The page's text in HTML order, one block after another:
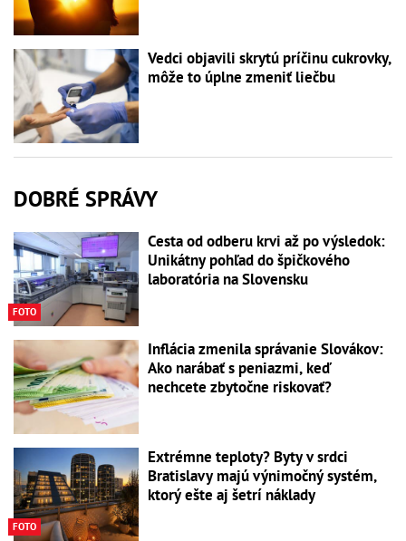
Vedci objavili skrytú príčinu cukrovky,
môže to úplne zmeniť liečbu
DOBRÉ SPRÁVY
FOTO
Cesta od odberu krvi až po výsledok:
Unikátny pohľad do špičkového
laboratória na Slovensku
Inflácia zmenila správanie Slovákov:
Ako narábať s peniazmi, keď
nechcete zbytočne riskovať?
FOTO
Extrémne teploty? Byty v srdci
Bratislavy majú výnimočný systém,
ktorý ešte aj šetrí náklady